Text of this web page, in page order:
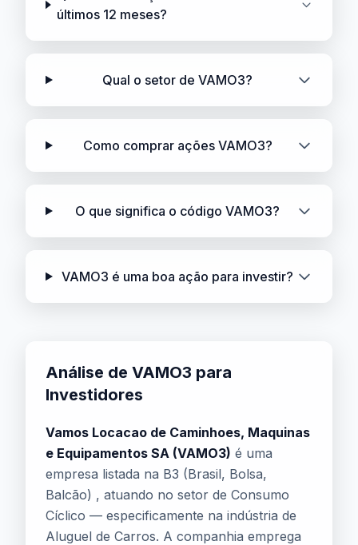
últimos 12 meses?
Qual o setor de VAMO3?
Como comprar ações VAMO3?
O que significa o código VAMO3?
VAMO3 é uma boa ação para investir?
Análise de VAMO3 para
Investidores
Vamos Locacao de Caminhoes, Maquinas
e Equipamentos SA (VAMO3) é uma
empresa listada na B3 (Brasil, Bolsa,
Balcão) , atuando no setor de Consumo
Cíclico — especificamente na indústria de
Aluguel de Carros. A companhia emprega